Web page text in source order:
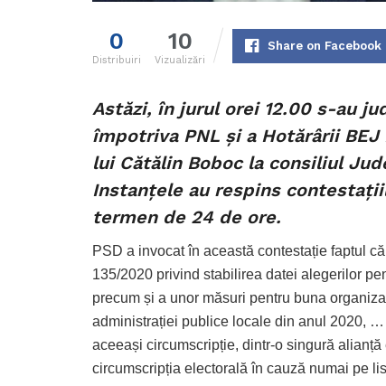
0
Distribuiri
10
Vizualizări
Share on Facebook
Astăzi, în jurul orei 12.00 s-au
împotriva PNL și a Hotărârii
lui Cătălin Boboc la consiliul
Instanțele au respins
termen de 24 de ore.
PSD a invocat în această contestație faptul
135/2020 privind stabilirea datei alegerilor
precum și a unor măsuri pentru buna
administrației publice locale din anul
aceeași circumscripție, dintr-o singură
circumscripția electorală în cauză numai pe